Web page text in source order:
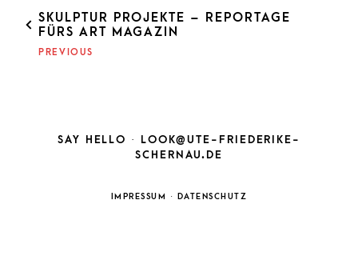
POST
NAVIGATION
SKULPTUR PROJEKTE – REPORTAGE
FÜRS ART MAGAZIN
PREVIOUS
SAY HELLO ·
LOOK@UTE-FRIEDERIKE-
SCHERNAU.DE
IMPRESSUM · DATENSCHUTZ